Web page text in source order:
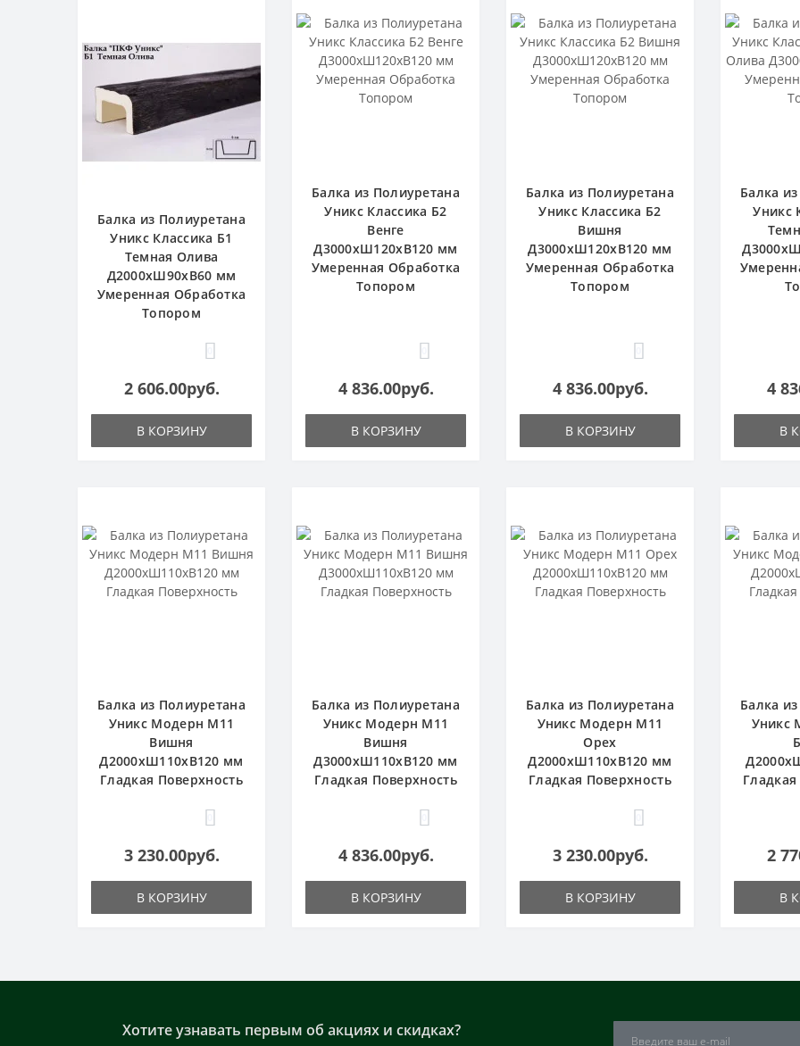
Балка из Полиуретана
Уникс Классика Б1
Темная Олива
Д2000хШ90хВ60 мм
Умеренная Обработка
Топором
2 606.00руб.
В КОРЗИНУ
Балка из Полиуретана
Уникс Классика Б2
Венге
Д3000хШ120хВ120 мм
Умеренная Обработка
Топором
4 836.00руб.
В КОРЗИНУ
Балка из Полиуретана
Уникс Классика Б2
Вишня
Д3000хШ120хВ120 мм
Умеренная Обработка
Топором
4 836.00руб.
В КОРЗИНУ
Балка
Уникс
4
В
Балка из Полиуретана
Уникс Модерн М11
Вишня
Д2000хШ110хВ120 мм
Гладкая Поверхность
3 230.00руб.
В КОРЗИНУ
Балка из Полиуретана
Уникс Модерн М11
Вишня
Д3000хШ110хВ120 мм
Гладкая Поверхность
4 836.00руб.
В КОРЗИНУ
Балка из Полиуретана
Уникс Модерн М11
Орех
Д2000хШ110хВ120 мм
Гладкая Поверхность
3 230.00руб.
В КОРЗИНУ
Балка
Уникс
2
В
Хотите узнавать первым об акциях и скидках?